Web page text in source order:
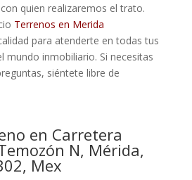
quien realizaremos el trato.
Terrenos en Merida‍
para atenderte en todas tus
mundo inmobiliario. Si necesitas
siéntete libre de
en Carretera
N, Mérida,
Mex